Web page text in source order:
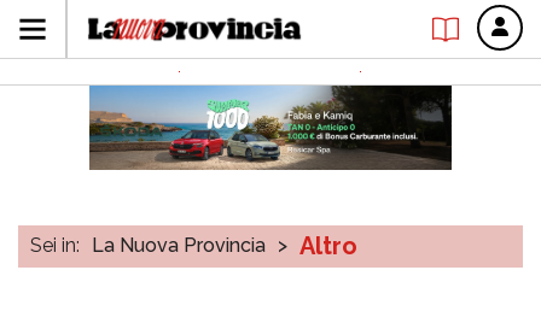
Sei in: La Nuova Provincia > Altro